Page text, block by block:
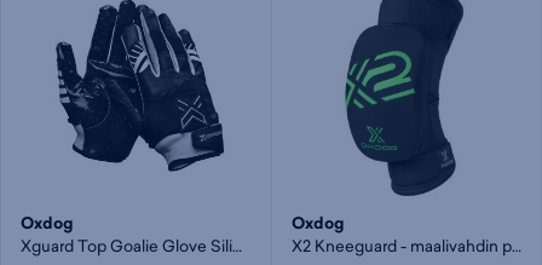
Oxdog
Xguard Top Goalie Glove Silicon SR Black - maalivahdin varuste
Oxdog
X2 Kneeguard - maalivahdin polvisuojat